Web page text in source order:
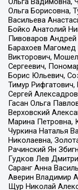
Ольга Борисовна,
Васильева
Бойко Анатолий
Пивоваров Андрей
Барахоев Магомед
Викторович,
Сергеевич,
Борис Юльевич,
Тимур
Сергей
Гасан Ольга
Верховский
Марина Петровна,
Чуркина Наталья
Николаевна,
Рачинский Ян
Гудков Лев
Саранг Анна
Аверин Владимир
Щур Николай